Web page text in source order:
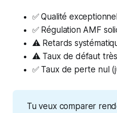
✅ Qualité
✅ Régulation AMF
⚠️ Retards
⚠️ Taux de défaut
✅ Taux de perte nul
Tu veux comparer